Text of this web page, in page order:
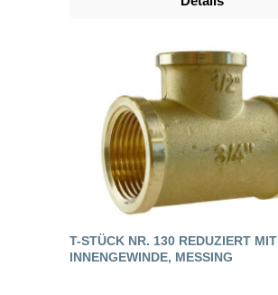
T-STÜCK NR. 130 REDUZIERT MIT
INNENGEWINDE, MESSING